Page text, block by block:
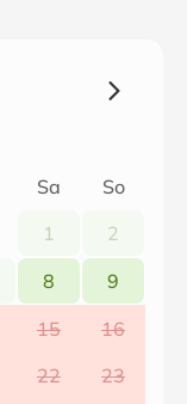
Sa
So
1
2
8
9
15
16
22
23